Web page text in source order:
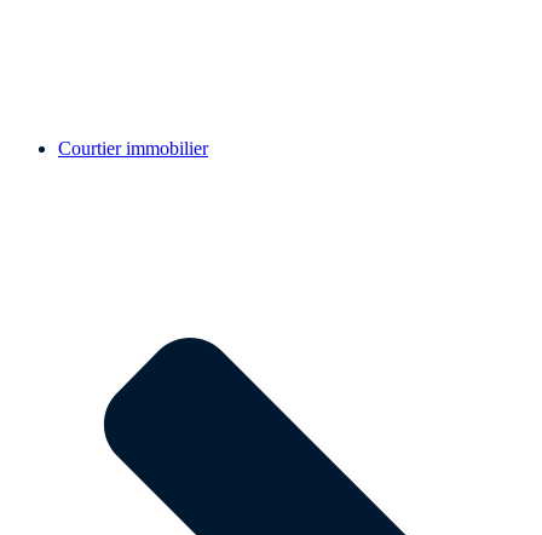
Courtier immobilier